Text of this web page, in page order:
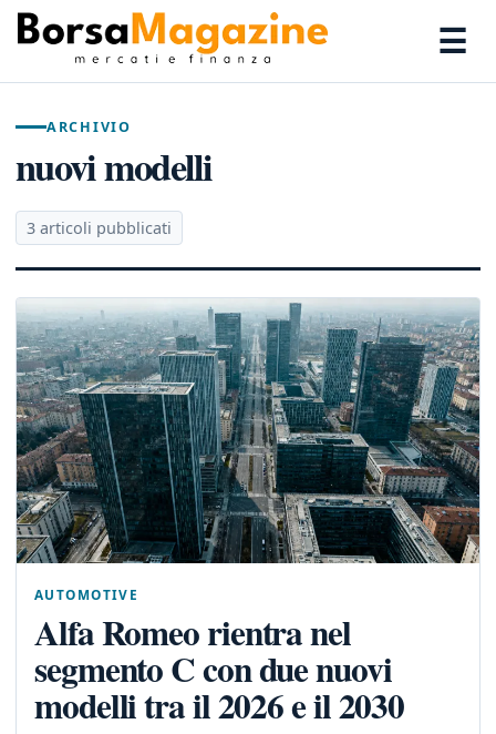
☰
ARCHIVIO
nuovi modelli
3 articoli pubblicati
AUTOMOTIVE
Alfa Romeo rientra nel
segmento C con due nuovi
modelli tra il 2026 e il 2030